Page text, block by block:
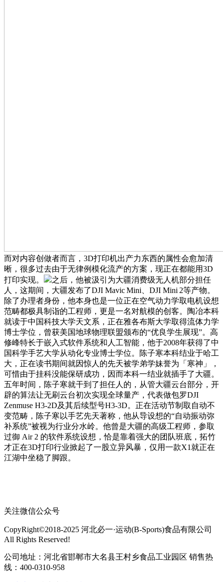
而对内容创做者而言，3D打印机出产力东西的属性会愈加清
晰，很多过去由于无律例模化流产的方案，现正在都能用3D
打印实现。
之后，他被汲引为大疆消费级无人机部分担任
人，这期间，大疆发布了DJI Mavic Mini、DJI Mini 2等产物。
除了办理者身份，他本身也是一位正在空气动力学取电机设想
范畴都极具制诣的工程师，更是一名对航模的创客。陶冶本科
就读于中国科技大学天文系，正在雅各布斯大学取得流体力学
博士学位，曾获美国地球物理联盟颁布的“优良学生展现”。高
修峰特长于嵌入式软件系统和人工智能，他于2008年获得了中
国科学手艺大学从动化专业博士学位。陈子寒本科结业于哈工
大，正在读书期间就因惊人的先天被学弟学妹誉为「寒神」，
可惜由于挂科没能保研成功，因而本科一结业就插手了大疆。
五年时间，陈子寒就干到了担任人的，从管大疆云台部分，开
辟的算法让无刷云台初次实现全球量产，代表做包罗DJI
Zenmuse H3-2D及其后续型号H3-3D。正在活动节制取自动不
变范畴，陈子寒以手艺先天著称，他从导设想的“自动振动弥
补系统”被视为行业分水岭。他曾是大疆的高级工程师，参取
过御 Air 2 的软件系统设想，恰是靠着强大的团队班底，拓竹
才正在3D打印行业掀起了一股立异风暴，仅用一款X1就正在
江湖中坐稳了脚跟。
关注微信公众号
CopyRight©2018-2025 河北必一·运动(B-Sports)食品有限公司
All Rights Reserved!
公司地址：河北省邯郸市大名县王村乡食品工业园区 销售热
线：400-0310-958